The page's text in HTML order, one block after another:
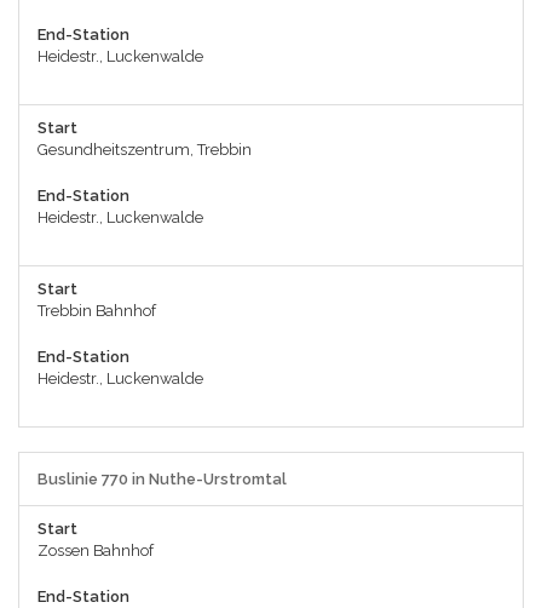
End-Station
Heidestr., Luckenwalde
Start
Gesundheitszentrum, Trebbin
End-Station
Heidestr., Luckenwalde
Start
Trebbin Bahnhof
End-Station
Heidestr., Luckenwalde
Buslinie 770 in Nuthe-Urstromtal
Start
Zossen Bahnhof
End-Station